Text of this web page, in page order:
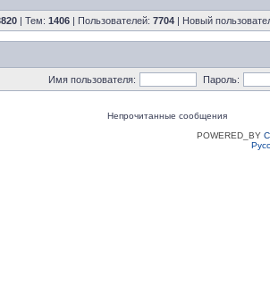
| Тем: 1406 | Пользователей: 7704 | Новый
Имя пользователя: Пароль:
Непрочитанные сообщения
POWERED_BY